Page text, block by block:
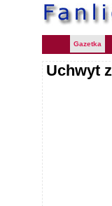
Gazetka
Uchwyt